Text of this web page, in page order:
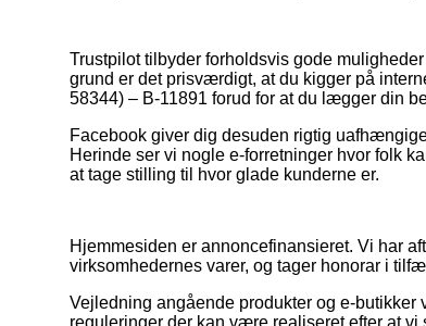
Trustpilot tilbyder forholdsvis gode
grund er det prisværdigt, at du kigger på
58344) – B-11891 forud for at du lægger din
Facebook giver dig desuden rigtig
Herinde ser vi nogle e-forretninger hvor folk
at tage stilling til hvor glade kunderne er.
Hjemmesiden er annoncefinansieret. Vi har
virksomhedernes varer, og tager honorar i
Vejledning angående produkter og e-
reguleringer der kan være realiseret efter at